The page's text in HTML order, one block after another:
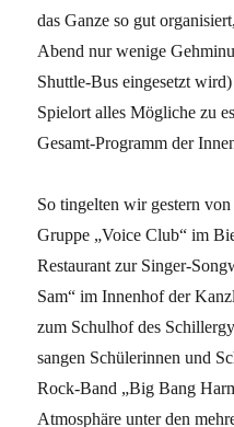
das Ganze so gut
Abend nur wenige
Shuttle-Bus eingesetzt
Spielort alles Mögliche zu
Gesamt-Programm der
So tingelten wir gestern
Gruppe „Voice Club“ im
Restaurant zur Singer-
Sam“ im Innenhof der
zum Schulhof des
sangen Schülerinnen und
Rock-Band „Big Bang
Atmosphäre unter den